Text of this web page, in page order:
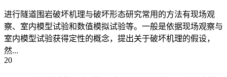
进行隧道围岩破坏机理与破坏形态研究常用的方法有现场观
察、室内模型试验和数值模拟试验等。一般是依据现场观察与
室内模型试验获得定性的概念，提出关于破坏机理的假设，
然...
20